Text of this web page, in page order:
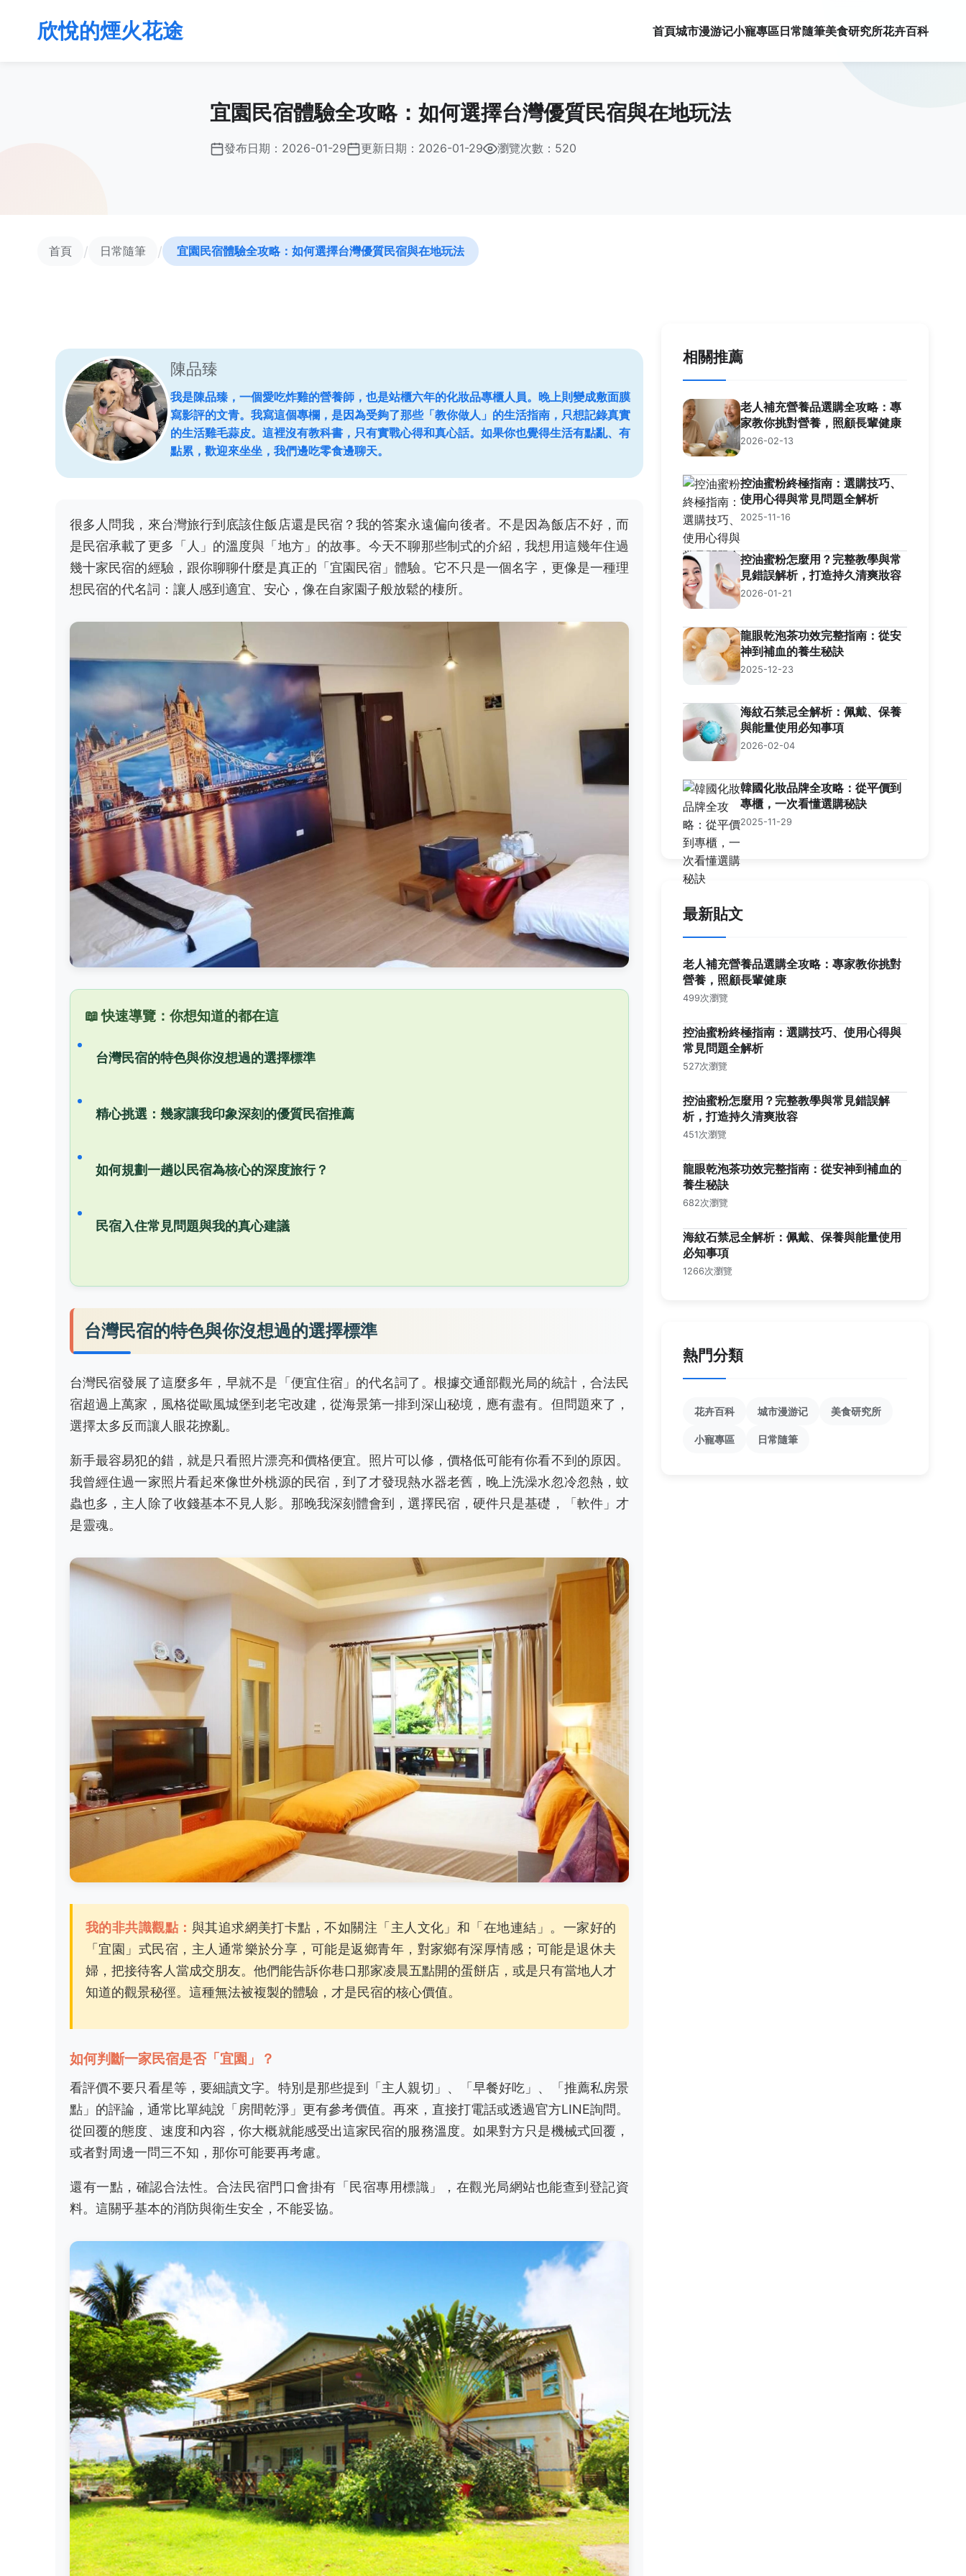
欣悅的煙火花途 首頁城市漫游记小寵專區日常隨筆美食研究所花卉百科
宜園民宿體驗全攻略：如何選擇台灣優質民宿與在地玩法
發布日期： 2026-01-29 更新日期： 2026-01-29 瀏覽次數：520
首頁 / 日常隨筆 / 宜園民宿體驗全攻略：如何選擇台灣優質民宿與在地玩法
陳品臻
我是陳品臻，一個愛吃炸雞的營養師，也是站櫃六年的化妝品專櫃人員。晚上則變成敷面膜
寫影評的文青。我寫這個專欄，是因為受夠了那些「教你做人」的生活指南，只想記錄真實
的生活雞毛蒜皮。這裡沒有教科書，只有實戰心得和真心話。如果你也覺得生活有點亂、有
點累，歡迎來坐坐，我們邊吃零食邊聊天。
很多人問我，來台灣旅行到底該住飯店還是民宿？我的答案永遠偏向後者。不是因為飯店不好，而
是民宿承載了更多「人」的溫度與「地方」的故事。今天不聊那些制式的介紹，我想用這幾年住過
幾十家民宿的經驗，跟你聊聊什麼是真正的「宜園民宿」體驗。它不只是一個名字，更像是一種理
想民宿的代名詞：讓人感到適宜、安心，像在自家園子般放鬆的棲所。
📖 快速導覽：你想知道的都在這
台灣民宿的特色與你沒想過的選擇標準
精心挑選：幾家讓我印象深刻的優質民宿推薦
如何規劃一趟以民宿為核心的深度旅行？
民宿入住常見問題與我的真心建議
台灣民宿的特色與你沒想過的選擇標準
台灣民宿發展了這麼多年，早就不是「便宜住宿」的代名詞了。根據交通部觀光局的統計，合法民
宿超過上萬家，風格從歐風城堡到老宅改建，從海景第一排到深山秘境，應有盡有。但問題來了，
選擇太多反而讓人眼花撩亂。
新手最容易犯的錯，就是只看照片漂亮和價格便宜。照片可以修，價格低可能有你看不到的原因。
我曾經住過一家照片看起來像世外桃源的民宿，到了才發現熱水器老舊，晚上洗澡水忽冷忽熱，蚊
蟲也多，主人除了收錢基本不見人影。那晚我深刻體會到，選擇民宿，硬件只是基礎，「軟件」才
是靈魂。
我的非共識觀點： 與其追求網美打卡點，不如關注「主人文化」和「在地連結」。一家好的
「宜園」式民宿，主人通常樂於分享，可能是返鄉青年，對家鄉有深厚情感；可能是退休夫
婦，把接待客人當成交朋友。他們能告訴你巷口那家凌晨五點開的蛋餅店，或是只有當地人才
知道的觀景秘徑。這種無法被複製的體驗，才是民宿的核心價值。
如何判斷一家民宿是否「宜園」？
看評價不要只看星等，要細讀文字。特別是那些提到「主人親切」、「早餐好吃」、「推薦私房景
點」的評論，通常比單純說「房間乾淨」更有參考價值。再來，直接打電話或透過官方LINE詢問。
從回覆的態度、速度和內容，你大概就能感受出這家民宿的服務溫度。如果對方只是機械式回覆，
或者對周邊一問三不知，那你可能要再考慮。
還有一點，確認合法性。合法民宿門口會掛有「民宿專用標識」，在觀光局網站也能查到登記資
料。這關乎基本的消防與衛生安全，不能妥協。
相關推薦
老人補充營養品選購全攻略：專
家教你挑對營養，照顧長輩健康
2026-02-13
控油蜜粉終極指南：選購技巧、
使用心得與常見問題全解析
2025-11-16
控油蜜粉怎麼用？完整教學與常
見錯誤解析，打造持久清爽妝容
2026-01-21
龍眼乾泡茶功效完整指南：從安
神到補血的養生秘訣
2025-12-23
海紋石禁忌全解析：佩戴、保養
與能量使用必知事項
2026-02-04
韓國化妝品牌全攻略：從平價到
專櫃，一次看懂選購秘訣
2025-11-29
最新貼文
老人補充營養品選購全攻略：專家教你挑對
營養，照顧長輩健康
499次瀏覽
控油蜜粉終極指南：選購技巧、使用心得與
常見問題全解析
527次瀏覽
控油蜜粉怎麼用？完整教學與常見錯誤解
析，打造持久清爽妝容
451次瀏覽
龍眼乾泡茶功效完整指南：從安神到補血的
養生秘訣
682次瀏覽
海紋石禁忌全解析：佩戴、保養與能量使用
必知事項
1266次瀏覽
熱門分類
花卉百科 城市漫游记 美食研究所
小寵專區 日常隨筆